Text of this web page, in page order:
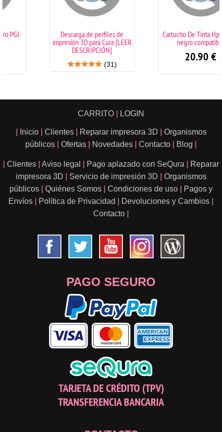
Descarga de perfiles de
impresión 3D para Cura [LEER
DESCRIPCIÓN]
(31)
Cartucho De Tinta Hp 305XL
negro compatible
€
CARRITO LOGIN
Inicio Clientes Reparar impresora 3D
Organismos
públicos
Ofertas Novedades Contacto Blog
Clientes Aviso legal Pago aplazado con SeQura
Reparar
impresora 3D
Servicio de impresión 3D
Organismos
públicos
Quiénes Somos Condiciones de uso
Pagos y
Envíos
Política de Privacidad Devoluciones y Cambios
Contacto
PAGO SEGURO
TARJETA DE CRÉDITO (TPV)
TRANSFERENCIA BANCARIA